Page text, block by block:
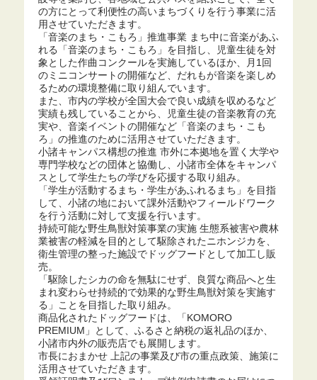
の方にとって利便性の高いまちづくりを行う事業に活
用させていただきます。
「音楽のまち・こもろ」推進事業 まち中に音楽があふ
れる「音楽のまち・こもろ」を目指し、児童生徒を対
象とした作曲コンクールを実施しているほか、月1回
のミニコンサートの開催など、だれもが音楽を楽しめ
るための環境整備に取り組んでいます。
また、市内の学校が全国大会で良い成績を収めるなど
実績も残していることから、児童生徒の音楽教育の充
実や、音楽イベントの開催など「音楽のまち・こも
ろ」の推進のために活用させていただきます。
小諸キャンパス構想の推進 市外に本拠地を置く大学や
専門学校などの団体と協働し、小諸市全体をキャンパ
スとして学生たちの学びを応援する取り組み。
「学生が活動するまち・学生があふれるまち」を目指
して、小諸の地において課外活動やフィールドワーク
を行う活動に対して支援を行います。
持続可能な野生鳥獣対策事業の実施 生態系被害や農林
業被害の軽減を目的として駆除されたニホンジカを、
衛生管理の整った施設でドッグフードとして加工し販
売。
「駆除したシカの命を無駄にせず、良質な商品へと生
まれ変わらせ持続的で効果的な野生鳥獣対策を実施す
る」ことを目指した取り組み。
商品化されたドッグフードは、「KOMORO
PREMIUM」として、ふるさと納税の返礼品のほか、
小諸市内外の販売店でも展開します。
市長におまかせ 上記の事業及び市の重点政策、施策に
活用させていただきます。